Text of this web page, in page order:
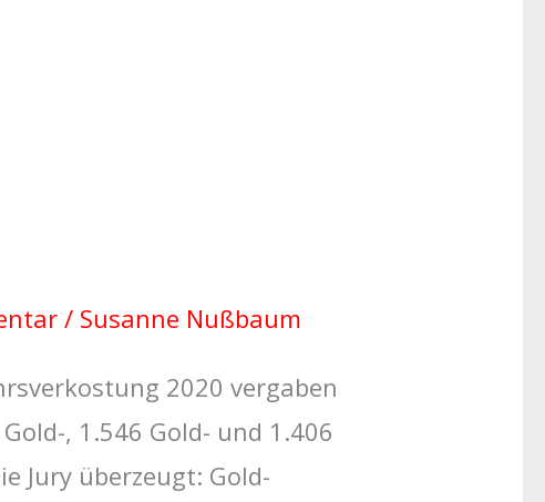
/ Susanne Nußbaum
2020 vergaben
, 1.546 Gold- und 1.406
Jury überzeugt: Gold-